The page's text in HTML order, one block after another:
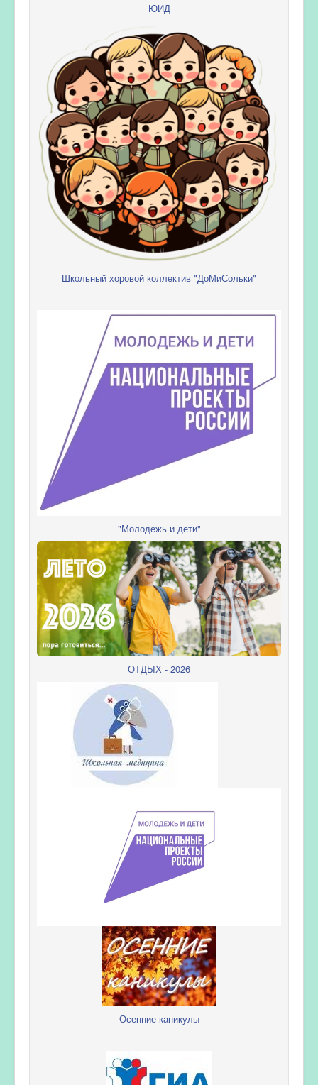
ЮИД
Школьный хоровой коллектив "ДоМиСольки"
"Молодежь и дети"
ОТДЫХ - 2026
Осенние каникулы